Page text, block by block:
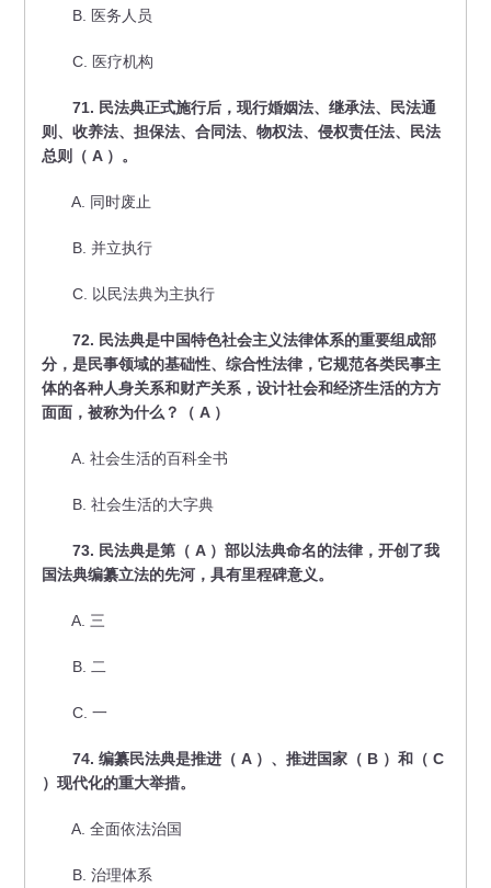
B. 医务人员
C. 医疗机构
71. 民法典正式施行后，现行婚姻法、继承法、民法通
则、收养法、担保法、合同法、物权法、侵权责任法、民法
总则（ A ）。
A. 同时废止
B. 并立执行
C. 以民法典为主执行
72. 民法典是中国特色社会主义法律体系的重要组成部
分，是民事领域的基础性、综合性法律，它规范各类民事主
体的各种人身关系和财产关系，设计社会和经济生活的方方
面面，被称为什么？（ A ）
A. 社会生活的百科全书
B. 社会生活的大字典
73. 民法典是第（ A ）部以法典命名的法律，开创了我
国法典编纂立法的先河，具有里程碑意义。
A. 三
B. 二
C. 一
74. 编纂民法典是推进（ A ）、推进国家（ B ）和（ C
）现代化的重大举措。
A. 全面依法治国
B. 治理体系